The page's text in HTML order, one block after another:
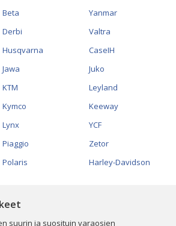
Beta
Derbi
Husqvarna
Jawa
KTM
Kymco
Lynx
Piaggio
Polaris
Yanmar
Valtra
CaseIH
Juko
Leyland
Keeway
YCF
Zetor
Harley-Davidson
suurin ja suosituin varaosien